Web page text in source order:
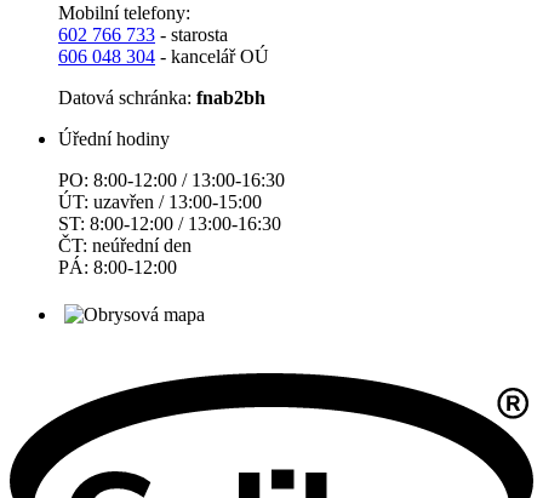
Mobilní telefony:
602 766 733 - starosta
606 048 304 - kancelář OÚ
Datová schránka: fnab2bh
Úřední hodiny
PO: 8:00-12:00 / 13:00-16:30
ÚT: uzavřen / 13:00-15:00
ST: 8:00-12:00 / 13:00-16:30
ČT: neúřední den
PÁ: 8:00-12:00